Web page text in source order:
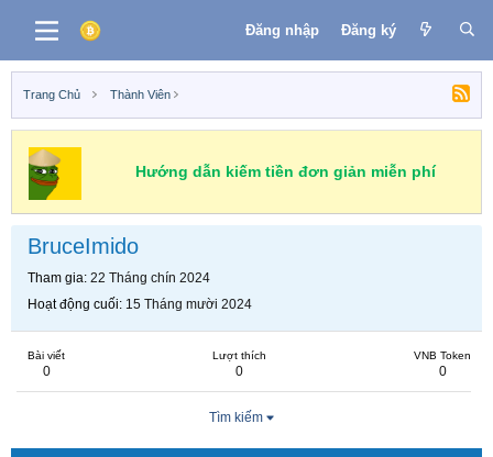
Đăng nhập Đăng ký
Trang Chủ Thành Viên
Hướng dẫn kiếm tiền đơn giản miễn phí
BruceImido
Tham gia 22 Tháng chín 2024
Hoạt động cuối 15 Tháng mười 2024
Bài viết
0
Lượt thích
0
VNB Token
0
Tìm kiếm